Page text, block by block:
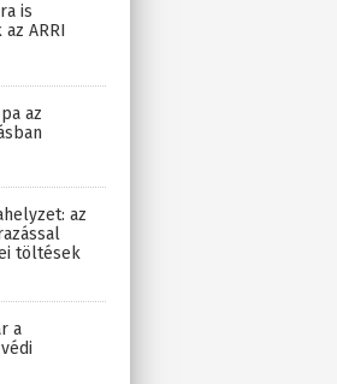
is
ARRI
az
az
töltések
a